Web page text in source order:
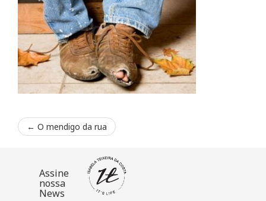
← O mendigo da rua
Assine
nossa
News